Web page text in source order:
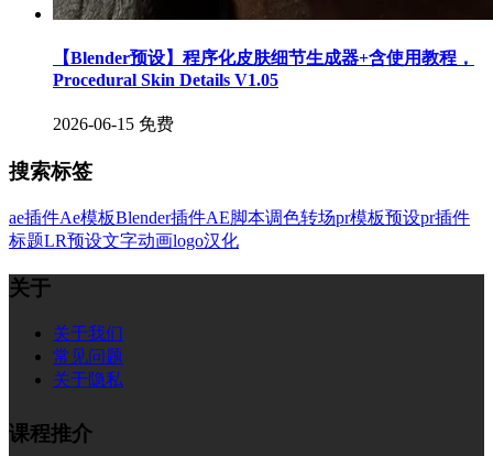
【Blender预设】程序化皮肤细节生成器+含使用教程，
Procedural Skin Details V1.05
2026-06-15 免费
搜索标签
ae插件Ae模板Blender插件AE脚本调色转场pr模板预设pr插件
标题LR预设文字动画logo汉化
关于
关于我们
常见问题
关于隐私
课程推介